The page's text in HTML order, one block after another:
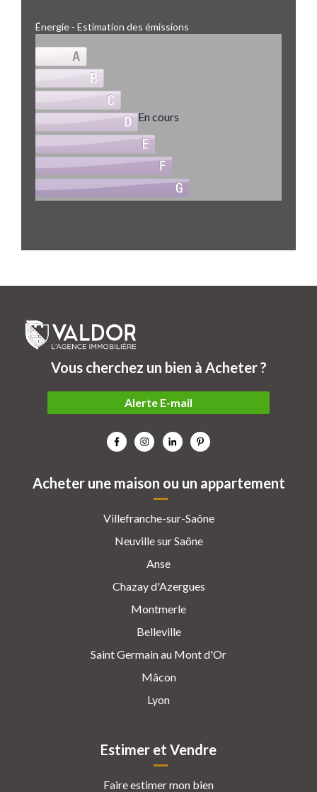
Énergie - Estimation des émissions
En cours
Acheter une maison ou un appartement
Villefranche-sur-Saône
Neuville sur Saône
Anse
Chazay d'Azergues
Montmerle
Belleville
Saint Germain au Mont d'Or
Mâcon
Lyon
Estimer et Vendre
Faire estimer mon bien
Vous cherchez un bien à Acheter ?
Alerte E-mail